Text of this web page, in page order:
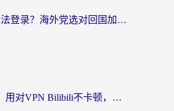
12123国外无法登录？海外党选对回国加速器，轻松解决国内资源访问难题
海外党必看：用对VPN Bilibili不卡顿，英国玩国内游戏也丝滑——2026回国加速器选择指南